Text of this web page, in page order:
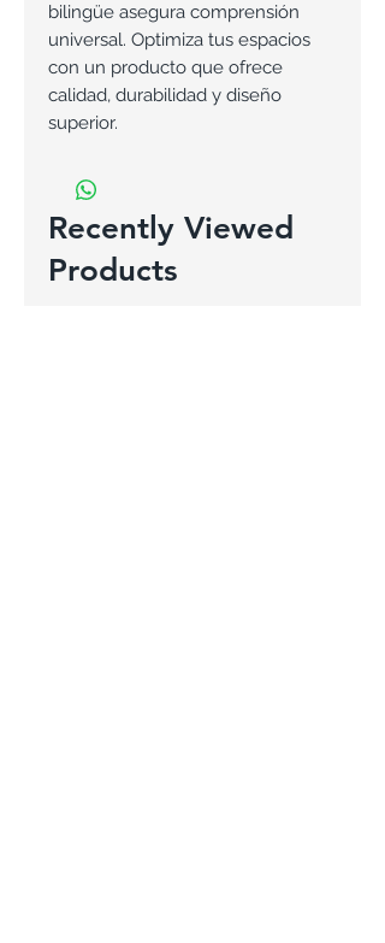
bilingüe asegura comprensión
universal. Optimiza tus espacios
con un producto que ofrece
calidad, durabilidad y diseño
superior.
Recently Viewed
Products